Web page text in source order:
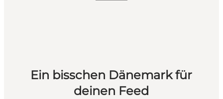
Ein bisschen Dänemark für
deinen Feed